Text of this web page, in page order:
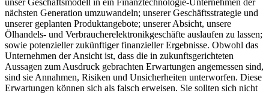
nächsten Generation umzuwandeln; unserer Geschäftsstrategie und
unserer geplanten Produktangebote; unserer Absicht, unsere
Ölhandels- und Verbraucherelektronikgeschäfte auslaufen zu lassen;
sowie potenzieller zukünftiger finanzieller Ergebnisse. Obwohl das
Unternehmen der Ansicht ist, dass die in zukunftsgerichteten
Aussagen zum Ausdruck gebrachten Erwartungen angemessen sind,
sind sie Annahmen, Risiken und Unsicherheiten unterworfen. Diese
Erwartungen können sich als falsch erweisen. Sie sollten sich nicht